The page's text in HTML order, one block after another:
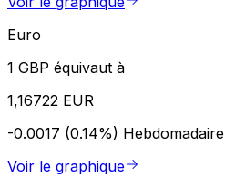
Euro
1 GBP équivaut à
1,16722 EUR
-0.0017 (0.14%) Hebdomadaire
Voir le graphique